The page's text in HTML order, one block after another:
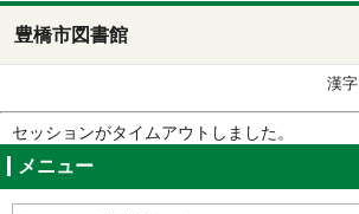
豊橋市図書館
漢字
セッションがタイムアウトしました。
メニュー